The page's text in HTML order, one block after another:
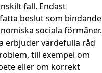
fall. Endast
beslut som bindande
sociala förmåner.
erbjuder värdefulla råd
till exempel om
eller om korrekt